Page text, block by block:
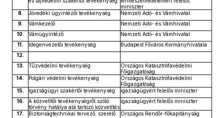
miniszter
8.
Jövedéki ügyintézői tevékenység
Nemzeti Adó- és Vámhivatal
9.
Vámkezelő
Nemzeti Adó- és Vámhivatal
10.
Vámügyintéző
Nemzeti Adó- és Vámhivatal
11.
Idegenvezetői tevékenység
Budapest Főváros Kormányhivatala
12.
13.
Tűzvédelmi tevékenység
Országos Katasztrófavédelmi
Főigazgatóság
14.
Polgári védelmi tevékenység
Országos Katasztrófavédelmi
Főigazgatóság
15.
Igazságügyi szakértői tevékenység
igazságügyért felelős miniszter
16.
A közvetítői tevékenységről szóló
törvény hatálya alá tartozó közvetítés
igazságügyért felelős miniszter
17. Biztonságtechnikai tervező, szerelő
Országos Rendőr-főkapitányság